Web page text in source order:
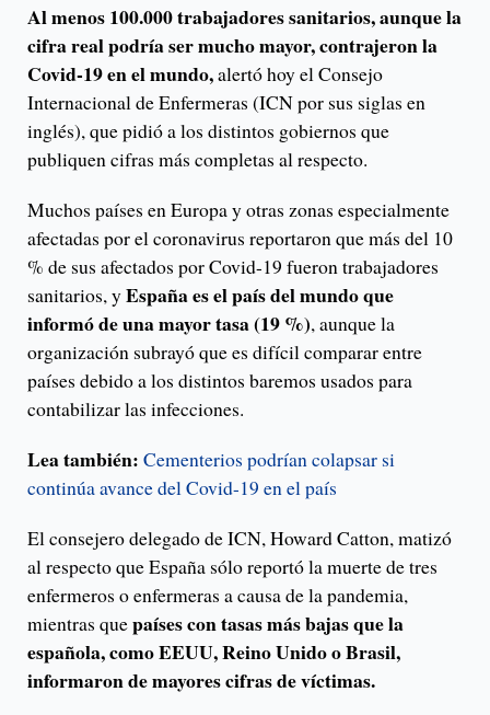
Al menos 100.000 trabajadores sanitarios, aunque la
cifra real podría ser mucho mayor, contrajeron la
Covid-19 en el mundo,alertó hoy el Consejo
Internacional de Enfermeras (ICN por sus siglas en
inglés), que pidió a los distintos gobiernos que
publiquen cifras más completas al respecto.
Muchos países en Europa y otras zonas especialmente
afectadas por el coronavirus reportaron que más del 10
% de sus afectados por Covid-19 fueron trabajadores
sanitarios, yEspaña es el país del mundo que
informó de una mayor tasa (19 %), aunque la
organización subrayó que es difícil comparar entre
países debido a los distintos baremos usados para
contabilizar las infecciones.
Lea también: Cementerios podrían colapsar si
continúa avance del Covid-19 en el país
El consejero delegado de ICN, Howard Catton, matizó
al respecto que España sólo reportó la muerte de tres
enfermeros o enfermeras a causa de la pandemia,
mientras quepaíses con tasas más bajas que la
española, como EEUU, Reino Unido o Brasil,
informaron de mayores cifras de víctimas.